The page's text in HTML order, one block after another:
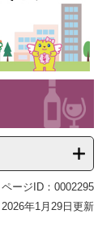
ページID：0002295
年1月29日更新